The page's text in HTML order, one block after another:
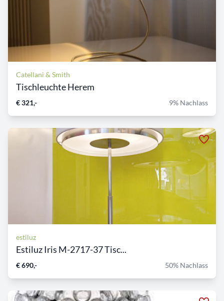
Catellani & Smith
Tischleuchte Herem
€ 321,- 9% Nachlass
estiluz
Estiluz Iris M-2717-37 Tisc...
€ 690,- 50% Nachlass